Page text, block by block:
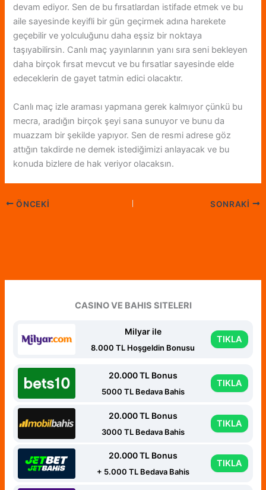
CASINO VE BAHIS SITELERI
Milyar ile
8.000 TL Hoşgeldin Bonusu
TIKLA
20.000 TL Bonus
5000 TL Bedava Bahis
TIKLA
20.000 TL Bonus
3000 TL Bedava Bahis
TIKLA
20.000 TL Bonus
+ 5.000 TL Bedava Bahis
TIKLA
devam ediyor. Sen de bu fırsatlardan istifade etmek ve bu
aile sayesinde keyifli bir gün geçirmek adına harekete
geçebilir ve yolculuğunu daha eşsiz bir noktaya
taşıyabilirsin. Canlı maç yayınlarının yanı sıra seni bekleyen
daha birçok fırsat mevcut ve bu fırsatlar sayesinde elde
edeceklerin de gayet tatmin edici olacaktır.
Canlı maç izle araması yapmana gerek kalmıyor çünkü bu
mecra, aradığın birçok şeyi sana sunuyor ve bunu da
muazzam bir şekilde yapıyor. Sen de resmi adrese göz
attığın takdirde ne demek istediğimizi anlayacak ve bu
konuda bizlere de hak veriyor olacaksın.
ÖNCEKI SONRAKI